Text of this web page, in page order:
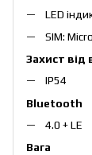
LED
SIM:
Захист від
IP54
Bluetooth
4.0 + LE
Вага